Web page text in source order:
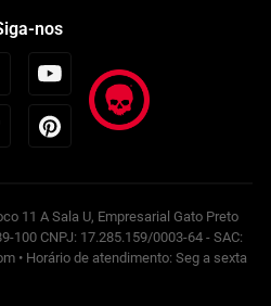
nos
11 A Sala U, Empresarial Gato Preto
100 CNPJ: 17.285.159/0003-64 - SAC:
• Horário de atendimento: Seg a sexta